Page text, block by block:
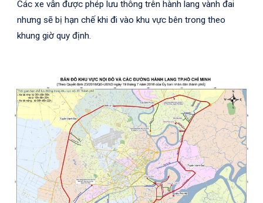
Các xe vẫn được phép lưu thông trên hành lang vành đai
nhưng sẽ bị hạn chế khi đi vào khu vực bên trong theo
khung giờ quy định.